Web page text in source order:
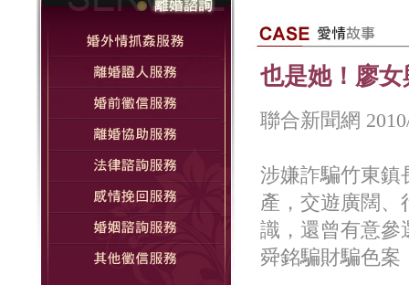
也是她！廖
聯合新聞網
涉嫌詐騙竹東鎮
產，交遊廣闊、
識，還曾有意參
舜銘騙財騙色